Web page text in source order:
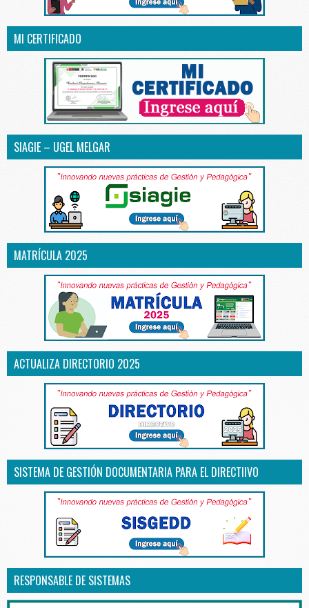
MI CERTIFICADO
SIAGIE – UGEL MELGAR
MATRÍCULA 2025
ACTUALIZA DIRECTORIO 2025
SISTEMA DE GESTIÓN DOCUMENTARIA PARA EL DIRECTIIVO
RESPONSABLE DE SISTEMAS